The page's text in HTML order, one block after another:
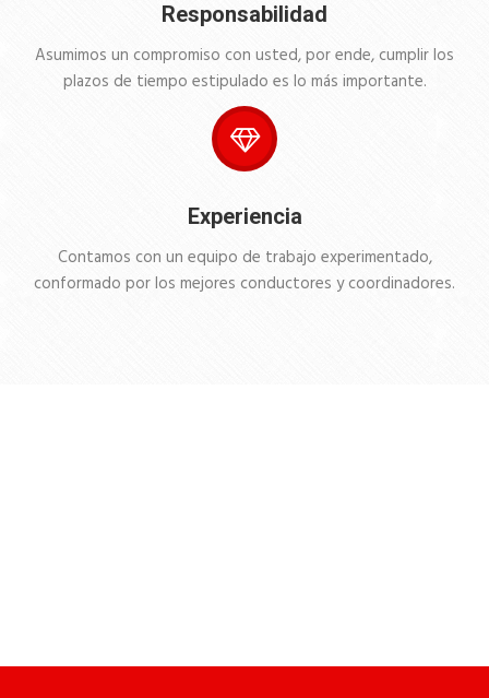
Responsabilidad
Asumimos un compromiso con usted, por ende, cumplir los
plazos de tiempo estipulado es lo más importante.
Experiencia
Contamos con un equipo de trabajo experimentado,
conformado por los mejores conductores y coordinadores.